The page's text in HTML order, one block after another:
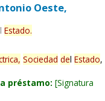
Oeste,
l Estado.
Sociedad del Estado,
préstamo: Signatura